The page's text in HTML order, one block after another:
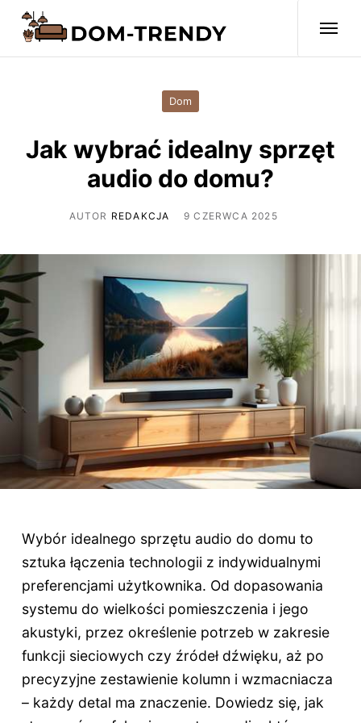
Dom
Jak wybrać idealny sprzęt
audio do domu?
AUTOR REDAKCJA 9 CZERWCA 2025
Wybór idealnego sprzętu audio do domu to
sztuka łączenia technologii z indywidualnymi
preferencjami użytkownika. Od dopasowania
systemu do wielkości pomieszczenia i jego
akustyki, przez określenie potrzeb w zakresie
funkcji sieciowych czy źródeł dźwięku, aż po
precyzyjne zestawienie kolumn i wzmacniacza
– każdy detal ma znaczenie. Dowiedz się, jak